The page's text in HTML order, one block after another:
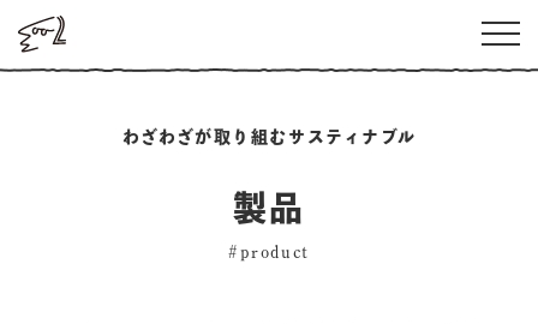
わざわざが取り組むサスティナブル
製品
#product